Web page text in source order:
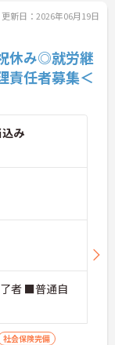
更新日：2026年06月19日
休み◎就労継
責任者募集＜
み
者 ■普通自
社会保険完備